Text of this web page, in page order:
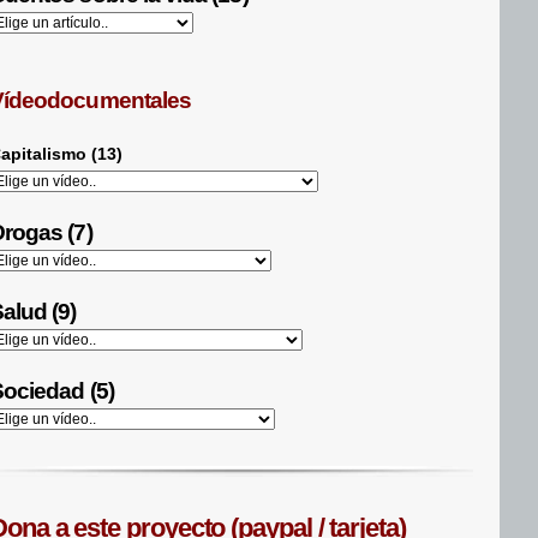
(13)
(7)
(9)
(5)
a este proyecto (paypal / tarjeta)